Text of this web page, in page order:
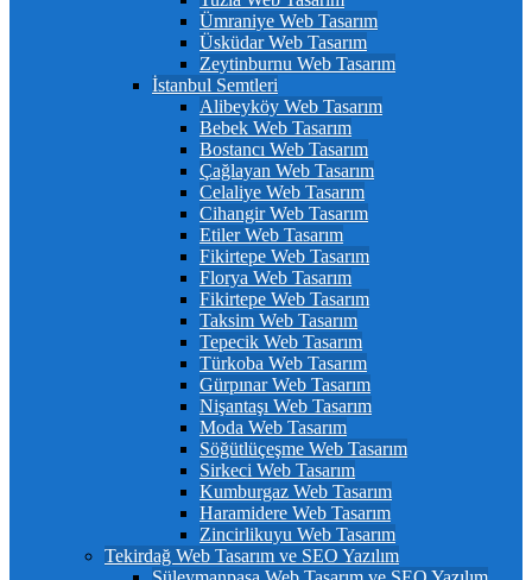
Ümraniye Web Tasarım
Üsküdar Web Tasarım
Zeytinburnu Web Tasarım
İstanbul Semtleri
Alibeyköy Web Tasarım
Bebek Web Tasarım
Bostancı Web Tasarım
Çağlayan Web Tasarım
Celaliye Web Tasarım
Cihangir Web Tasarım
Etiler Web Tasarım
Fikirtepe Web Tasarım
Florya Web Tasarım
Fikirtepe Web Tasarım
Taksim Web Tasarım
Tepecik Web Tasarım
Türkoba Web Tasarım
Gürpınar Web Tasarım
Nişantaşı Web Tasarım
Moda Web Tasarım
Söğütlüçeşme Web Tasarım
Sirkeci Web Tasarım
Kumburgaz Web Tasarım
Haramidere Web Tasarım
Zincirlikuyu Web Tasarım
Tekirdağ Web Tasarım ve SEO Yazılım